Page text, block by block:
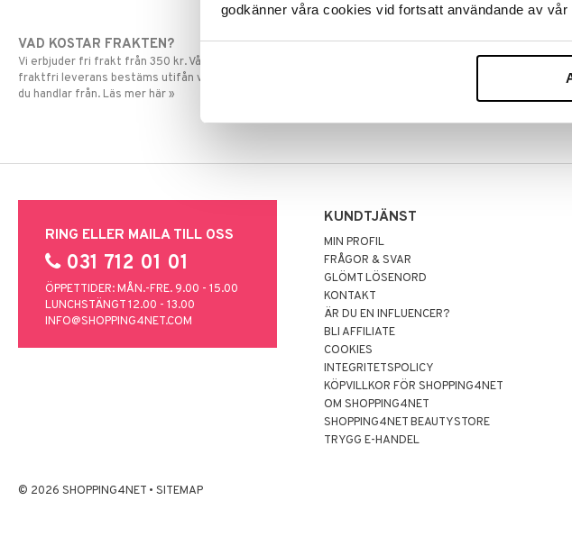
godkänner våra cookies vid fortsatt användande av vår
VAD KOSTAR FRAKTEN?
Vi erbjuder fri frakt från 350 kr. Vår gräns för
fraktfri leverans bestäms utifån vilken avdelning
du handlar från. Läs mer här »
SNABBA LEVERANSER
Beställningar lagda före 14:00 (gäller varor i
RING ELLER MAILA TILL OSS
031 712 01 01
ÖPPETTIDER: MÅN.-FRE. 9.00 - 15.00
LUNCHSTÄNGT 12.00 - 13.00
INFO@SHOPPING4NET.COM
KUNDTJÄNST
MIN PROFIL
FRÅGOR & SVAR
GLÖMT LÖSENORD
KONTAKT
ÄR DU EN INFLUENCER?
BLI AFFILIATE
COOKIES
INTEGRITETSPOLICY
KÖPVILLKOR FÖR SHOPPING4NET
OM SHOPPING4NET
SHOPPING4NET BEAUTYSTORE
TRYGG E-HANDEL
© 2026 SHOPPING4NET • SITEMAP